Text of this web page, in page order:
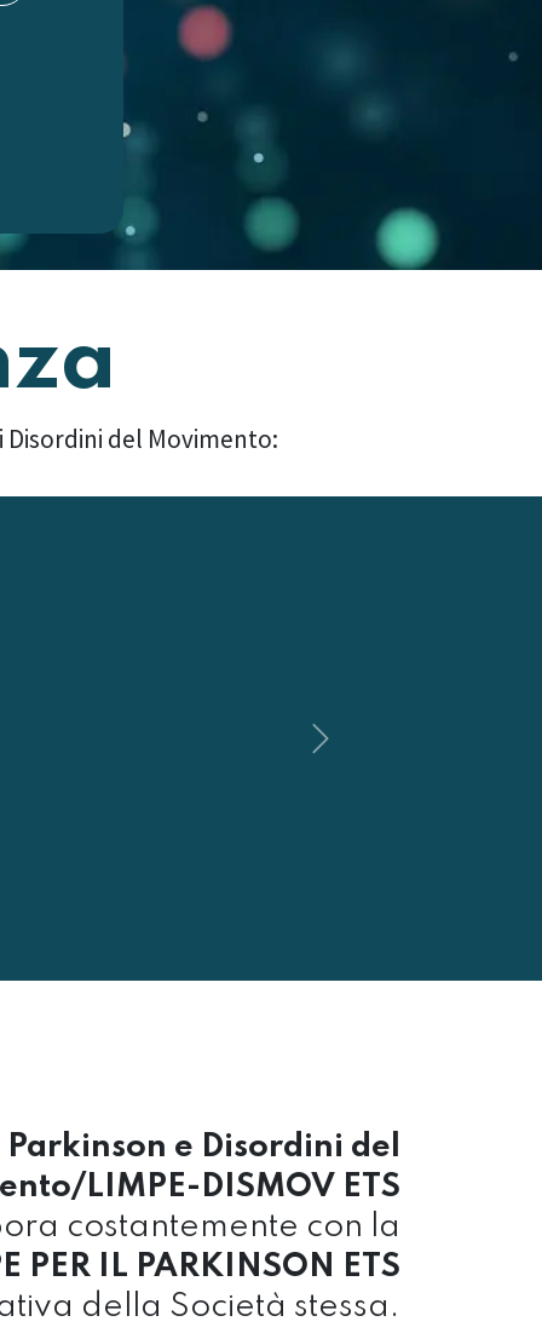
Disordini del Movimento:
Successivo
e Disordini del
LIMPE-DISMOV ETS
costantemente con la
PER IL PARKINSON ETS
della Società stessa.